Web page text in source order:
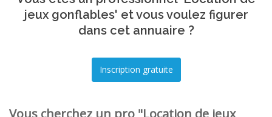
jeux gonflables' et vous voulez figurer
dans cet annuaire ?
Vous cherchez un pro "Location de jeux